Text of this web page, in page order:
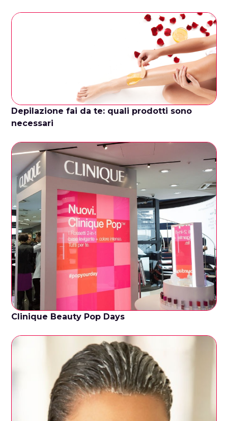
Depilazione fai da te: quali prodotti sono
necessari
Clinique Beauty Pop Days